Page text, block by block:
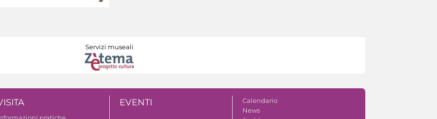
Servizi museali
EVENTI
Calendario
News